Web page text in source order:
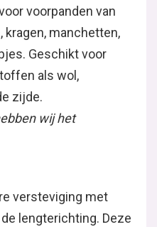
voorpanden van
manchetten,
Geschikt voor
als wol,
zijde.
wij het
versteviging met
lengterichting. Deze